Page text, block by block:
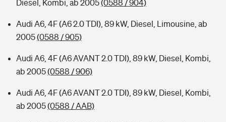
Diesel, Kombi, ab 2005(0588 / 904)
Audi A6, 4F (A6 2.0 TDI), 89 kW, Diesel, Limousine, ab
2005(0588 / 905)
Audi A6, 4F (A6 AVANT 2.0 TDI), 89 kW, Diesel, Kombi,
ab 2005(0588 / 906)
Audi A6, 4F (A6 AVANT 2.0 TDI), 89 kW, Diesel, Kombi,
ab 2005(0588 / AAB)